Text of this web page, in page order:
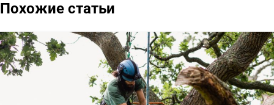
Похожие статьи